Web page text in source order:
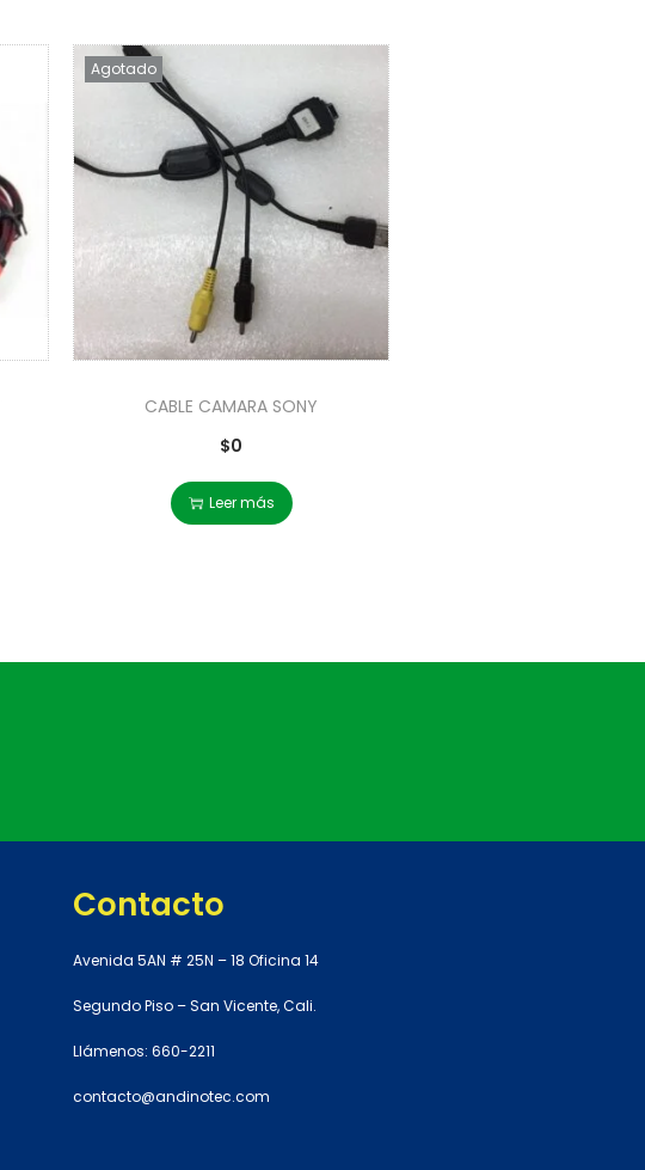
Agotado
CABLE CAMARA SONY
$0
Leer más
Contacto
Avenida 5AN # 25N – 18 Oficina 14
Segundo Piso – San Vicente, Cali.
Llámenos: 660-2211
contacto@andinotec.com